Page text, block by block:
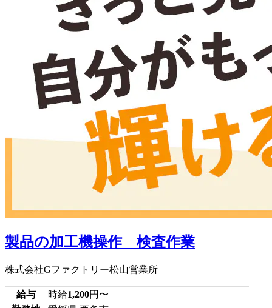
製品の加工機操作 検査作業
株式会社Gファクトリー松山営業所
給与 時給1,200円〜